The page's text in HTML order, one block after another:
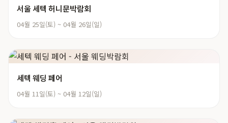
서울 세텍 허니문박람회
04월 25일(토) ~ 04월 26일(일)
세텍 웨딩 페어
04월 11일(토) ~ 04월 12일(일)